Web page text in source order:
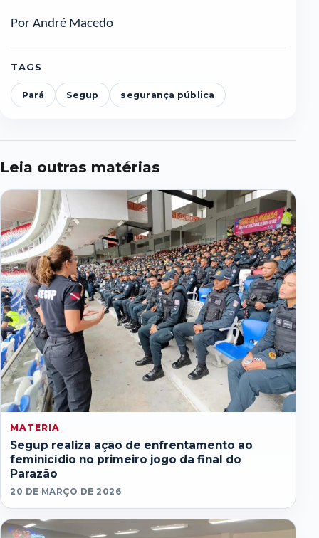
Por André Macedo
TAGS
Pará Segup segurança pública
Leia outras matérias
MATERIA
Segup realiza ação de enfrentamento ao
feminicídio no primeiro jogo da final do
Parazão
20 DE MARÇO DE 2026